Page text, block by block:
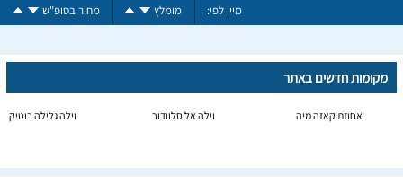
מיין לפי: מומלץ מחיר בסופ"ש
מקומות חדשים באתר
אחוזת קאזה מיה וילה אל סלוודור וילה גלילה בוטיק